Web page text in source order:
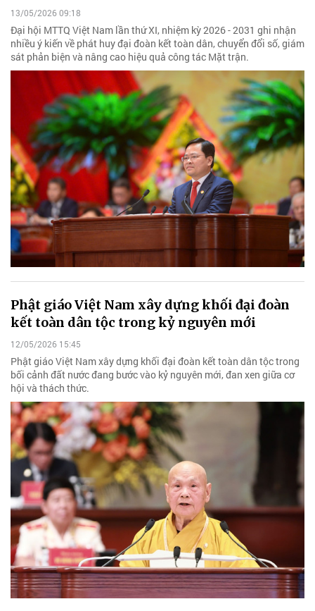
13/05/2026 09:18
Đại hội MTTQ Việt Nam lần thứ XI, nhiệm kỳ 2026 - 2031 ghi nhận
nhiều ý kiến về phát huy đại đoàn kết toàn dân, chuyển đổi số, giám
sát phản biện và nâng cao hiệu quả công tác Mặt trận.
Phật giáo Việt Nam xây dựng khối đại đoàn
kết toàn dân tộc trong kỷ nguyên mới
12/05/2026 15:45
Phật giáo Việt Nam xây dựng khối đại đoàn kết toàn dân tộc trong
bối cảnh đất nước đang bước vào kỷ nguyên mới, đan xen giữa cơ
hội và thách thức.